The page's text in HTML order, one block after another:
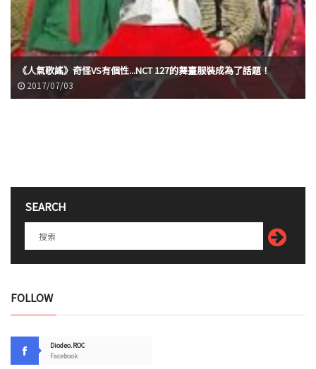
《人氣歌謠》奇怪VS有個性...NCT 127的舞臺服裝成為了話題！
2017/07/03
SEARCH
FOLLOW
Diodeo.ROC
Facebook